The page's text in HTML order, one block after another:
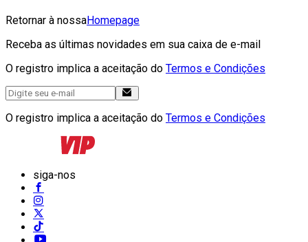
Retornar à nossaHomepage
Receba as últimas novidades em sua caixa de e-mail
O registro implica a aceitação do Termos e Condições
O registro implica a aceitação do Termos e Condições
siga-nos